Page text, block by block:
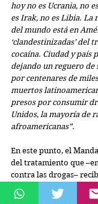
hoy no es Ucrania, no
es Irak, no es Libia. La
del mundo está en
‘clandestinizadas’ del
cocaína. Ciudad y país
dejando un reguero de
por centenares de
muertos
presos por consumir
Unidos, la mayoría de
afroamericanas”.
En este punto, el
del tratamiento que
contra las drogas–
la mafia’ frente al
narcotráfico’.